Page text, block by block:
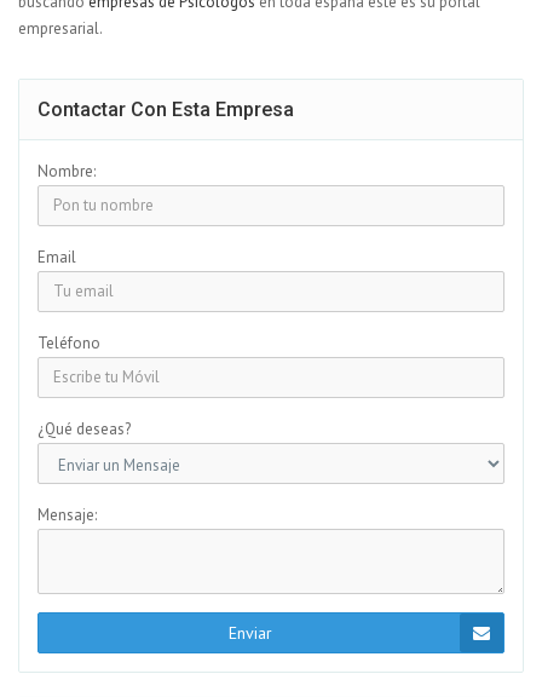
empresarial.
Contactar Con Esta Empresa
Nombre:
Email
Teléfono
¿Qué deseas?
Mensaje:
Enviar